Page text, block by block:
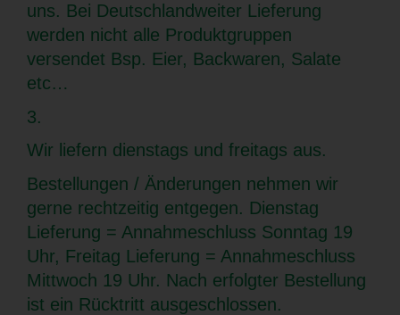
uns. Bei Deutschlandweiter Lieferung
werden nicht alle Produktgruppen
versendet Bsp. Eier, Backwaren, Salate
etc…
3.
Wir liefern dienstags und freitags aus.
Bestellungen / Änderungen nehmen wir
gerne rechtzeitig entgegen. Dienstag
Lieferung = Annahmeschluss Sonntag 19
Uhr, Freitag Lieferung = Annahmeschluss
Mittwoch 19 Uhr. Nach erfolgter Bestellung
ist ein Rücktritt ausgeschlossen.